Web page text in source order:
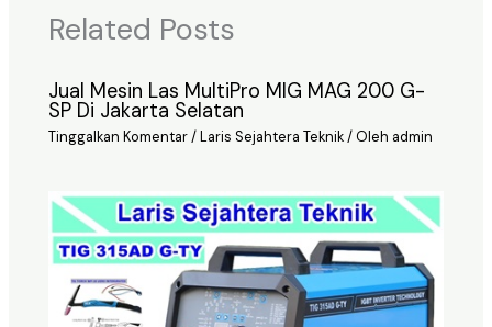
Related Posts
Jual Mesin Las MultiPro MIG MAG 200 G-
SP Di Jakarta Selatan
Tinggalkan Komentar/Laris Sejahtera Teknik/ Oleh admin